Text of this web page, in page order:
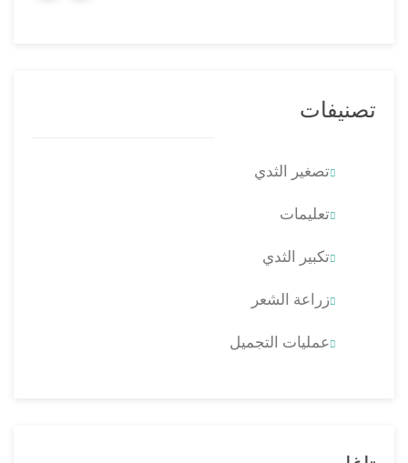
تصنيفات
تصغير الثدي
تعليمات
تكبير الثدي
زراعة الشعر
عمليات التجميل